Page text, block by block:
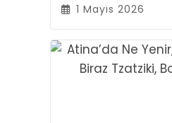
1 Mayıs 2026